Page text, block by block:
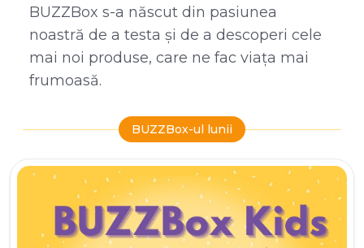
BUZZBox s-a născut din pasiunea
noastră de a testa și de a descoperi cele
mai noi produse, care ne fac viața mai
frumoasă.
BUZZBox-ul lunii